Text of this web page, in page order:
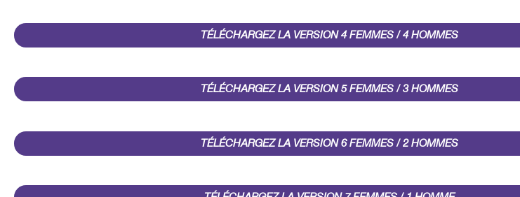
TÉLÉCHARGEZ LA VERSION 4 FEMMES / 4 HOMMES
TÉLÉCHARGEZ LA VERSION 5 FEMMES / 3 HOMMES
TÉLÉCHARGEZ LA VERSION 6 FEMMES / 2 HOMMES